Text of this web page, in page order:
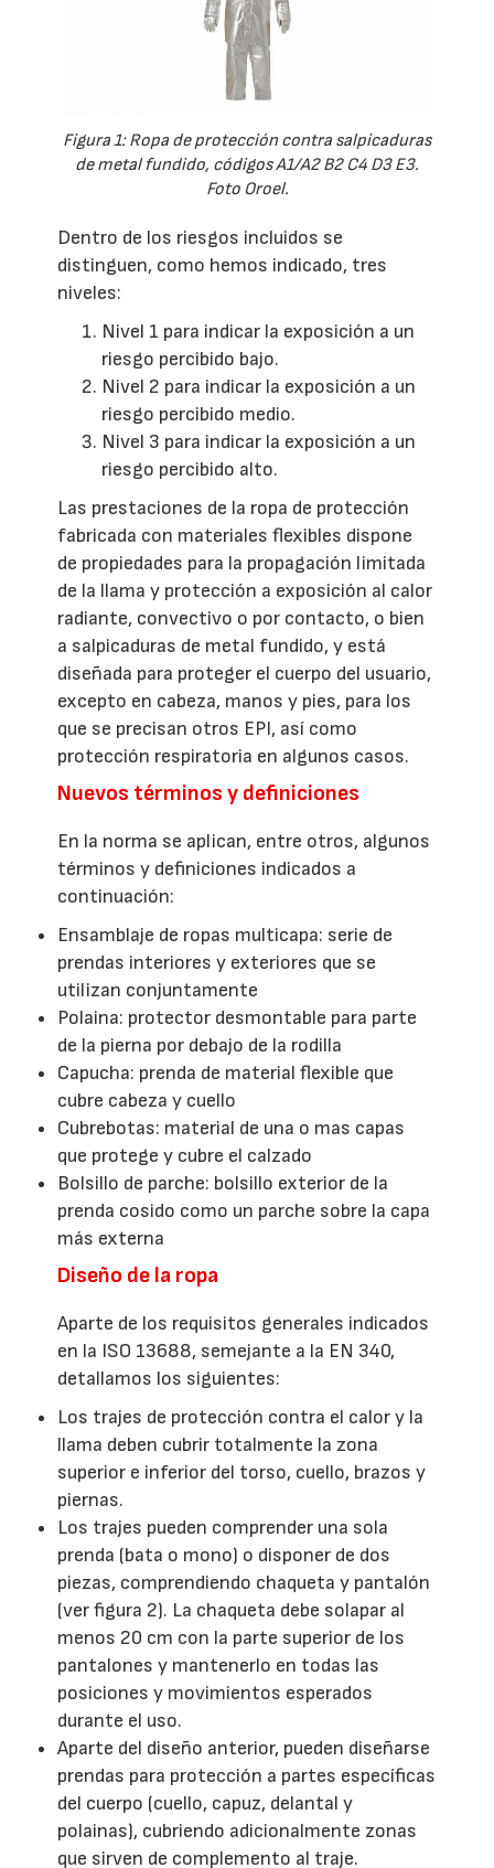
Figura 1: Ropa de protección contra salpicaduras
de metal fundido, códigos A1/A2 B2 C4 D3 E3.
Foto Oroel.
Dentro de los riesgos incluidos se
distinguen, como hemos indicado, tres
niveles:
Nivel 1 para indicar la exposición a un
riesgo percibido bajo.
Nivel 2 para indicar la exposición a un
riesgo percibido medio.
Nivel 3 para indicar la exposición a un
riesgo percibido alto.
Las prestaciones de la ropa de protección
fabricada con materiales flexibles dispone
de propiedades para la propagación limitada
de la llama y protección a exposición al calor
radiante, convectivo o por contacto, o bien
a salpicaduras de metal fundido, y está
diseñada para proteger el cuerpo del usuario,
excepto en cabeza, manos y pies, para los
que se precisan otros EPI, así como
protección respiratoria en algunos casos.
Nuevos términos y definiciones
En la norma se aplican, entre otros, algunos
términos y definiciones indicados a
continuación:
Ensamblaje de ropas multicapa: serie de
prendas interiores y exteriores que se
utilizan conjuntamente
Polaina: protector desmontable para parte
de la pierna por debajo de la rodilla
Capucha: prenda de material flexible que
cubre cabeza y cuello
Cubrebotas: material de una o mas capas
que protege y cubre el calzado
Bolsillo de parche: bolsillo exterior de la
prenda cosido como un parche sobre la capa
más externa
Diseño de la ropa
Aparte de los requisitos generales indicados
en la ISO 13688, semejante a la EN 340,
detallamos los siguientes:
Los trajes de protección contra el calor y la
llama deben cubrir totalmente la zona
superior e inferior del torso, cuello, brazos y
piernas.
Los trajes pueden comprender una sola
prenda (bata o mono) o disponer de dos
piezas, comprendiendo chaqueta y pantalón
(ver figura 2). La chaqueta debe solapar al
menos 20 cm con la parte superior de los
pantalones y mantenerlo en todas las
posiciones y movimientos esperados
durante el uso.
Aparte del diseño anterior, pueden diseñarse
prendas para protección a partes específicas
del cuerpo (cuello, capuz, delantal y
polainas), cubriendo adicionalmente zonas
que sirven de complemento al traje.